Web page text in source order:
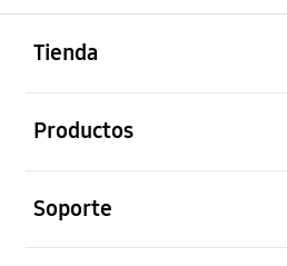
Tienda
Productos
Soporte